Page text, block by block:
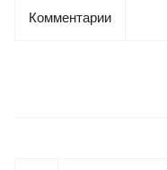
Комментарии